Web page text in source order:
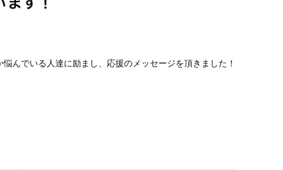
んでいる人達に励まし、応援のメッセージを頂きました！